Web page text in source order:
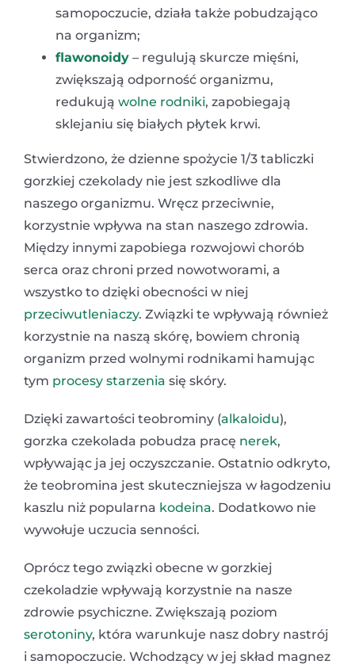
samopoczucie, działa także pobudzająco
na organizm;
flawonoidy – regulują skurcze mięśni,
zwiększają odporność organizmu,
redukują wolne rodniki, zapobiegają
sklejaniu się białych płytek krwi.
Stwierdzono, że dzienne spożycie 1/3 tabliczki
gorzkiej czekolady nie jest szkodliwe dla
naszego organizmu. Wręcz przeciwnie,
korzystnie wpływa na stan naszego zdrowia.
Między innymi zapobiega rozwojowi chorób
serca oraz chroni przed nowotworami, a
wszystko to dzięki obecności w niej
przeciwutleniaczy. Związki te wpływają również
korzystnie na naszą skórę, bowiem chronią
organizm przed wolnymi rodnikami hamując
tym procesy starzenia się skóry.
Dzięki zawartości teobrominy (alkaloidu),
gorzka czekolada pobudza pracę nerek,
wpływając ja jej oczyszczanie. Ostatnio odkryto,
że teobromina jest skuteczniejsza w łagodzeniu
kaszlu niż popularna kodeina. Dodatkowo nie
wywołuje uczucia senności.
Oprócz tego związki obecne w gorzkiej
czekoladzie wpływają korzystnie na nasze
zdrowie psychiczne. Zwiększają poziom
serotoniny, która warunkuje nasz dobry nastrój
i samopoczucie. Wchodzący w jej skład magnez